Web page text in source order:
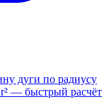
дуги по радиусу
— быстрый расчёт